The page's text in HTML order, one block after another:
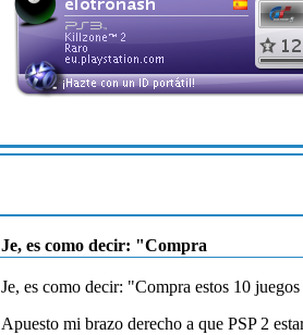
Je, es como decir: "Compra
Je, es como decir: "Compra estos 10
Apuesto mi brazo derecho a que PSP 2